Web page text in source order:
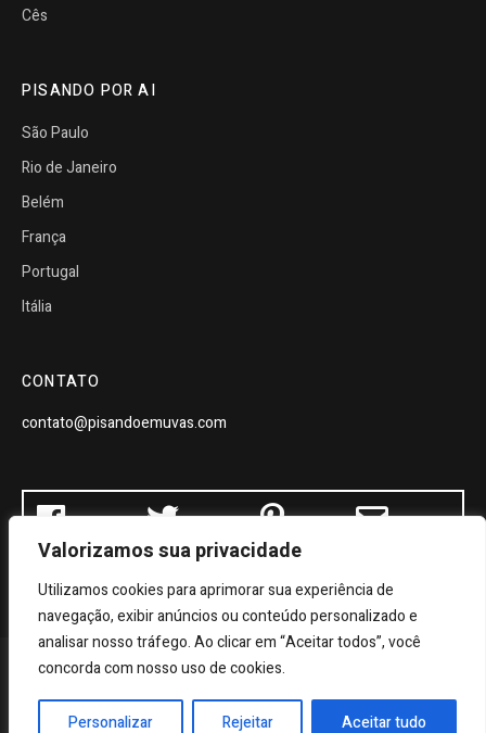
Valorizamos sua privacidade
Utilizamos cookies para aprimorar sua experiência de
navegação, exibir anúncios ou conteúdo personalizado e
analisar nosso tráfego. Ao clicar em “Aceitar todos”, você
concorda com nosso uso de cookies.
Personalizar Rejeitar Aceitar tudo
Cês
PISANDO POR AI
São Paulo
Rio de Janeiro
Belém
França
Portugal
Itália
CONTATO
contato@pisandoemuvas.com
© 2019 Pisando Em Uvas. Desenvolvido porDForte